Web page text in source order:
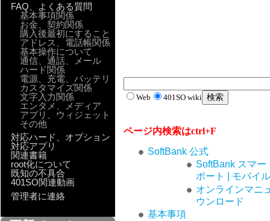
Web 401SO wiki
ページ内検索はctrl+F
SoftBank 公式
SoftBank スマー
ポート | モバイ
オンラインマニ
ウンロード
基本事項
FAQ、よくある質問
基本事項関係
お金、契約関係
購入後最初にすること
アドレス、電話帳関係
基本操作について
通信、通話、メール
ハード関係
電源、充電、バッテリ
カスタマイズ関係
文字入力関係
エンタメ、メディア
アプリ、ウィジェット
その他
対応ハード、オプション
対応アプリ
関連書籍
root化について
既知の不具合
401SO関連動画
管理者に連絡